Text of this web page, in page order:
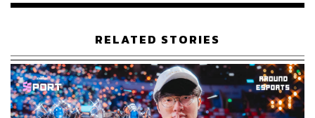
RELATED STORIES